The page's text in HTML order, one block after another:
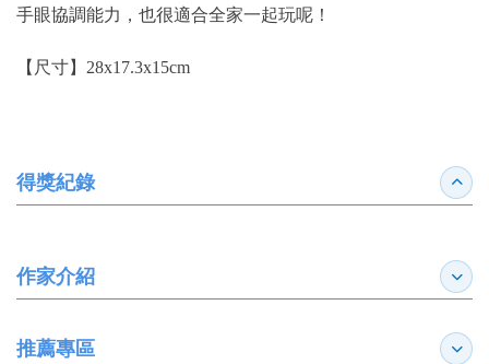
手眼協調能力，也很適合全家一起玩呢！
【尺寸】28x17.3x15cm
得獎紀錄 收合
作家介紹 展開
推薦專區 展開